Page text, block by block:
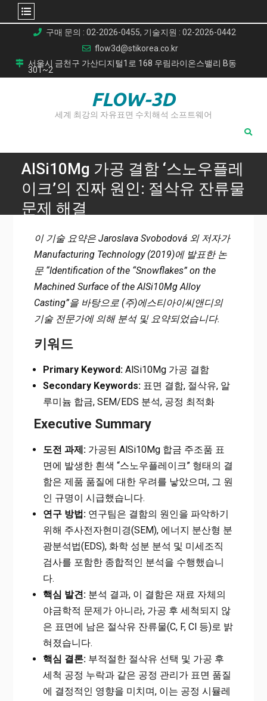
content
구매 문의 : 02-2026-0455, 기술지원 : 02-2026-0442
flow3d@stikorea.co.kr
서울시 금천구 가산디지털1로 168 우림라이온스밸리 B동
301~2
FLOW-3D
세계 최강의 자유표면 수치해석 소프트웨어
AlSi10Mg 가공 결함 ‘스노우플레
이크’의 진짜 원인: 절삭유 잔류물
문제 해결
AlSi10Mg 가공 결함 ‘스노우플레이크’의 진짜 원인: 절삭유 잔
류물 문제 해결
이 기술 요약은 Jaroslava Svobodová 외 저자가
Manufacturing Technology (2019)에 발표한 논
문 “Identification of the “Snowflakes” on the
Machined Surface of the AlSi10Mg Alloy
Casting”을 바탕으로 (주)에스티아이씨앤디의
기술 전문가에 의해 분석 및 요약되었습니다.
키워드
Primary Keyword:AlSi10Mg 가공 결함
Secondary Keywords:표면 결함, 절삭유, 알
루미늄 합금, SEM/EDS 분석, 공정 최적화
Executive Summary
도전 과제:가공된 AlSi10Mg 합금 주조품 표
면에 발생한 흰색 “스노우플레이크” 형태의 결
함은 제품 품질에 대한 우려를 낳았으며, 그 원
인 규명이 시급했습니다.
연구 방법:연구팀은 결함의 원인을 파악하기
위해 주사전자현미경(SEM), 에너지 분산형 분
광분석법(EDS), 화학 성분 분석 및 미세조직
검사를 포함한 종합적인 분석을 수행했습니
다.
핵심 발견:분석 결과, 이 결함은 재료 자체의
야금학적 문제가 아니라, 가공 후 세척되지 않
은 표면에 남은 절삭유 잔류물(C, F, Cl 등)로 밝
혀졌습니다.
핵심 결론:부적절한 절삭유 선택 및 가공 후
세척 공정 누락과 같은 공정 관리가 표면 품질
에 결정적인 영향을 미치며, 이는 공정 시뮬레